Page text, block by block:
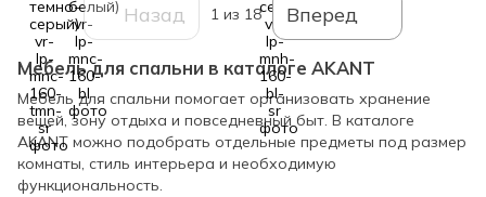
Назад 1 из 18 Вперед
Мебель для спальни в каталоге AKANT
Мебель для спальни помогает организовать хранение
вещей, зону отдыха и повседневный быт. В каталоге
AKANT можно подобрать отдельные предметы под размер
комнаты, стиль интерьера и необходимую
функциональность.